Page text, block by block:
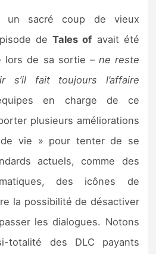
un sacré coup de vieux
deTales of avait été
lors de sa sortie – ne reste
s’il fait toujours l’affaire
en charge de ce
plusieurs améliorations
vie » pour tenter de se
actuels, comme des
des icônes de
la possibilité de désactiver
les dialogues. Notons
totalité des DLC payants